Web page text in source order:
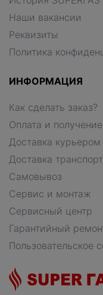
Наши вакансии
Реквизиты
Политика
ИНФОРМАЦИЯ
Как сделать заказ?
Оплата и получение
Доставка курьером
Доставка
Самовывоз
Сервис и монтаж
Сервисный центр
Гарантийный
Пользовательское